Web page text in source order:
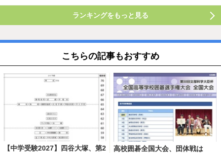
ランキングをもっと見る
こちらの記事もおすすめ
【中学受験2027】四谷大塚、第2
高校囲碁全国大会、団体戦は